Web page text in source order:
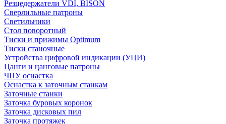
Резцедержатели VDI, BISON
Сверлильные патроны
Светильники
Стол поворотный
Тиски и прижимы Optimum
Тиски станочные
Устройства цифровой индикации (УЦИ)
Цанги и цанговые патроны
ЧПУ оснастка
Оснастка к заточным станкам
Заточные станки
Заточка буровых коронок
Заточка дисковых пил
Заточка протяжек